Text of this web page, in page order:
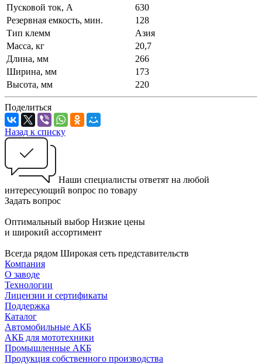
Пусковой ток, А
630
Резервная емкость, мин.
128
Тип клемм
Азия
Масса, кг
20,7
Длина, мм
266
Ширина, мм
173
Высота, мм
220
Поделиться
Назад к списку
Наши специалисты ответят на любой
интересующий вопрос по товару
Задать вопрос
Оптимальный выбор Низкие цены
и широкий ассортимент
Всегда рядом Широкая сеть представительств
Компания
О заводе
Технологии
Лицензии и сертификаты
Поддержка
Каталог
Автомобильные АКБ
АКБ для мототехники
Промышленные АКБ
Продукция собственного производства